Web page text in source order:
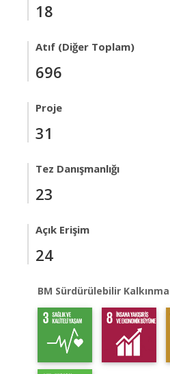
18
Atıf (Diğer Toplam)
696
Proje
31
Tez Danışmanlığı
23
Açık Erişim
24
BM Sürdürülebilir